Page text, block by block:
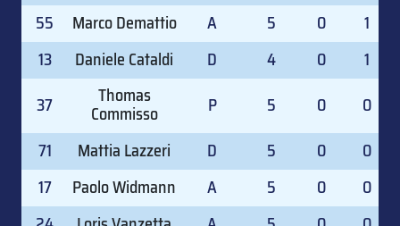
55
Marco Demattio A 5 0
1
13
Daniele Cataldi D 4 0
1
37
Thomas
Commisso P 5 0
0
71
Mattia Lazzeri D 5 0
0
17
Paolo Widmann A 5 0
0